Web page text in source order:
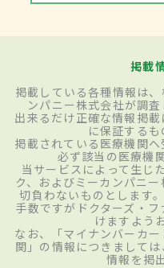
掲載
掲載している各種情報は
ンパニー株式会社が調査
出来るだけ正確な情報掲
に保証するも
掲載されている医療機関
必ず該当の医療機
当サービスによって生じ
ク、およびミーカンパニ
切負わないものとします
手数ですがドクターズ・
けますよう
なお、「マイナンバーカ
関」の情報につきましては
情報を掲